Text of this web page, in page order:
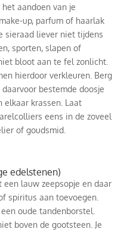
aandoen van je
up, parfum of haarlak
sieraad liever niet tijdens
sporten, slapen of
bloot aan te fel zonlicht.
hierdoor verkleuren. Berg
bestemde doosje
elkaar krassen. Laat
eens in de zoveel
of goudsmid.
edelstenen)
lauw zeepsopje en daar
spiritus aan toevoegen.
oude tandenborstel.
boven de gootsteen. Je